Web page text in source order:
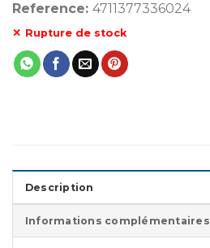
Reference: 4711377336024
Rupture de stock
Description
Informations complémentaires